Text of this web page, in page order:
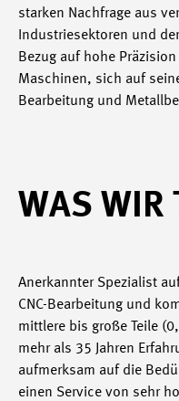
starken Nachfrage aus
Industriesektoren und
Bezug auf hohe
Maschinen, sich auf
Bearbeitung und
WAS WIR
Anerkannter Spezialist
CNC-Bearbeitung und
mittlere bis große Teile
mehr als 35 Jahren
aufmerksam auf die
einen Service von sehr